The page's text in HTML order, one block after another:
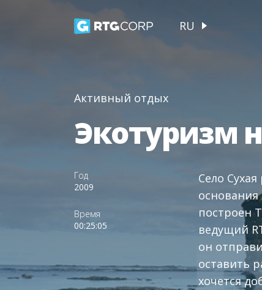
RU
Активный отдых
Экотуризм
Год
2009
Время
00:25:05
Село
основания
построен
ведущий
он
оставить
хочется